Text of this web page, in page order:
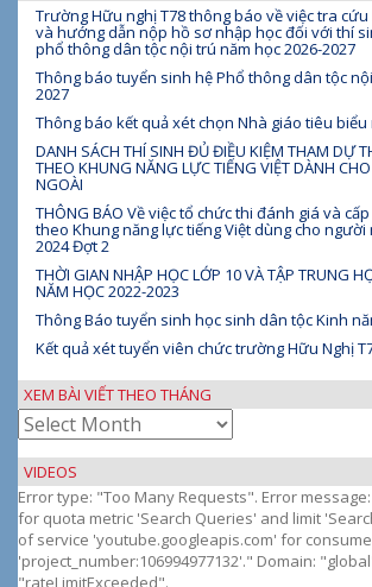
Trường Hữu nghị T78 thông báo về việc tra
và hướng dẫn nộp hồ sơ nhập học đối với thí
phổ thông dân tộc nội trú năm học 2026-2027
Thông báo tuyển sinh hệ Phổ thông dân tộc
2027
Thông báo kết quả xét chọn Nhà giáo tiêu biểu
DANH SÁCH THÍ SINH ĐỦ ĐIỀU KIỆM THAM DỰ
THEO KHUNG NĂNG LỰC TIẾNG VIỆT DÀNH
NGOÀI
THÔNG BÁO Về việc tổ chức thi đánh giá và
theo Khung năng lực tiếng Việt dùng cho người
2024 Đợt 2
THỜI GIAN NHẬP HỌC LỚP 10 VÀ TẬP TRUNG
NĂM HỌC 2022-2023
Thông Báo tuyển sinh học sinh dân tộc Kinh
Kết quả xét tuyển viên chức trường Hữu Nghị
XEM BÀI VIẾT THEO THÁNG
Xem
bài
viết
theo
tháng
VIDEOS
Error type: "Too Many Requests". Error
for quota metric 'Search Queries' and limit
of service 'youtube.googleapis.com' for
'project_number:106994977132'." Domain: